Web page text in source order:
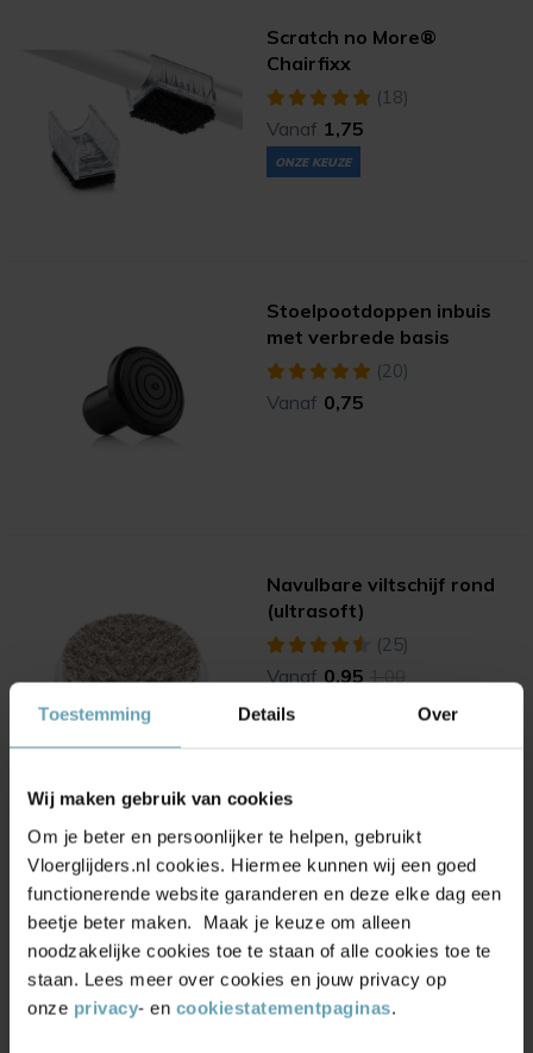
Toestemming Details Over
Wij maken gebruik van cookies
Om je beter en persoonlijker te helpen, gebruikt
Vloerglijders.nl cookies. Hiermee kunnen wij een goed
functionerende website garanderen en deze elke dag een
beetje beter maken. Maak je keuze om alleen
noodzakelijke cookies toe te staan of alle cookies toe te
staan. Lees meer over cookies en jouw privacy op
onze privacy- en cookiestatementpaginas.
Scratch no More®
Chairfixx
(18)
Vanaf 1,75
ONZE KEUZE
Stoelpootdoppen inbuis
met verbrede basis
(20)
Vanaf 0,75
Navulbare viltschijf rond
(ultrasoft)
(25)
Vanaf 0,95 1,00
HAMAT® Outline deurmat
buiten - Pure Black
(11)
Vanaf 65,00